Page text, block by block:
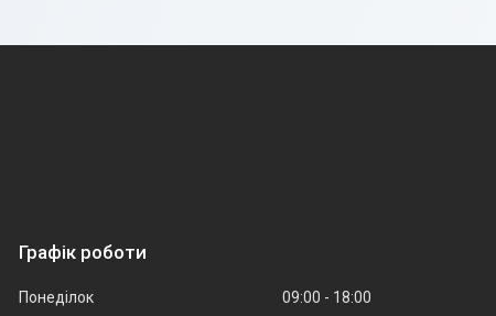
Графік роботи
Понеділок 09:00
18:00